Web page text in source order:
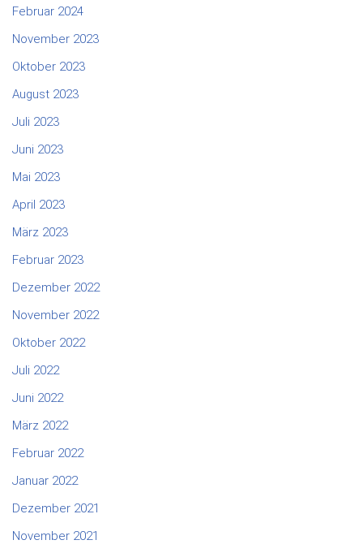
Februar 2024
November 2023
Oktober 2023
August 2023
Juli 2023
Juni 2023
Mai 2023
April 2023
März 2023
Februar 2023
Dezember 2022
November 2022
Oktober 2022
Juli 2022
Juni 2022
März 2022
Februar 2022
Januar 2022
Dezember 2021
November 2021